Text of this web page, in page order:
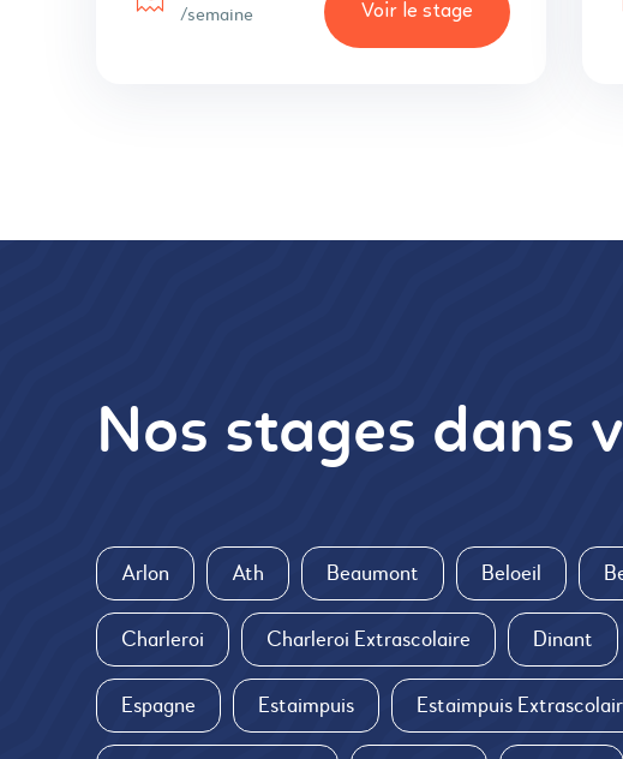
/semaine Voir le stage
Nos stages dans
Arlon Ath Beaumont Beloeil
Charleroi Charleroi Extrascolaire Dinant
Espagne Estaimpuis Estaimpuis